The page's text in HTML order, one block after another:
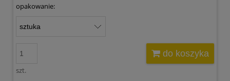
opakowanie:
szt.
do koszyka